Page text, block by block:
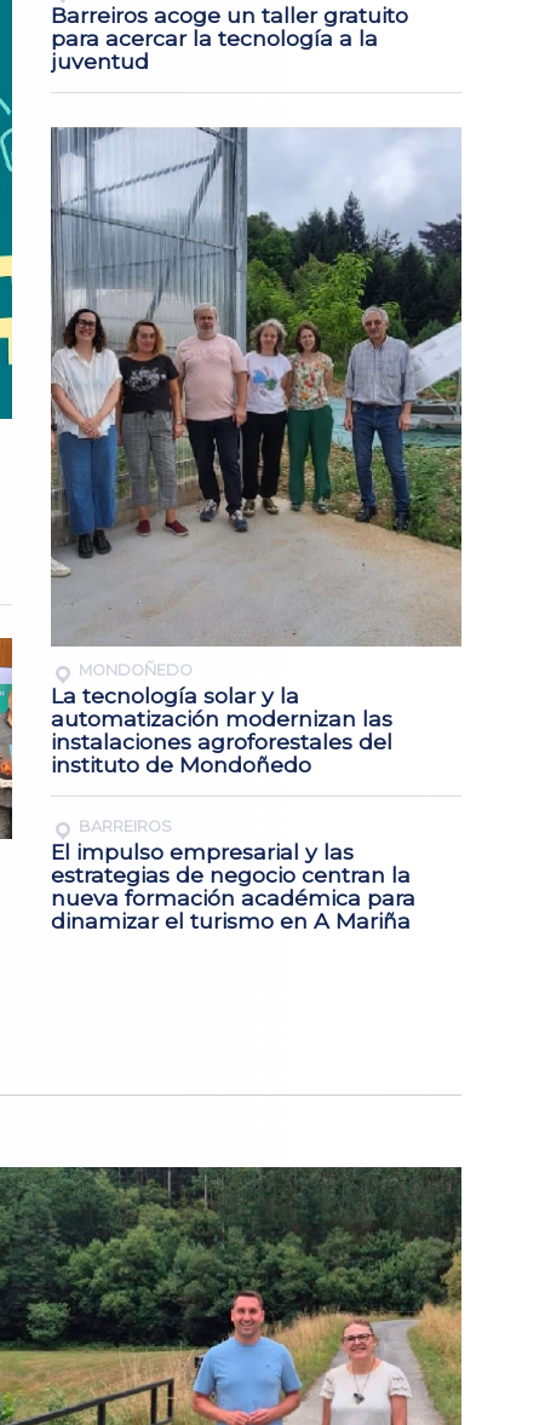
Barreiros acoge un taller gratuito
para acercar la tecnología a la
juventud
MONDOÑEDO
La tecnología solar y la
automatización modernizan las
instalaciones agroforestales del
instituto de Mondoñedo
BARREIROS
El impulso empresarial y las
estrategias de negocio centran la
nueva formación académica para
dinamizar el turismo en A Mariña